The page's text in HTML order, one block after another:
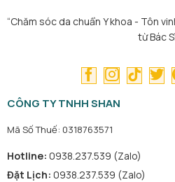
“Chăm sóc da chuẩn Y khoa - Tôn
từ Bác
CÔNG TY TNHH SHAN
Mã Số Thuế: 0318763571
Hotline: 0938.237.539 (Zalo)
Đặt Lịch: 0938.237.539 (Zalo)